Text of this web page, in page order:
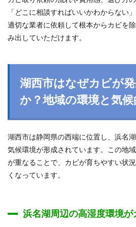
「どこに相談すればいいかわからない
適切な業者に依頼して根本からカビを
み出していただけます。
湖西市はなぜカビが
か？地域の環境と気
湖西市は静岡県の西端に位置し、浜名
気候環境が形成されています。この地
が重なることで、カビが育ちやすい状
くなっています。
浜名湖周辺の高湿度環境が